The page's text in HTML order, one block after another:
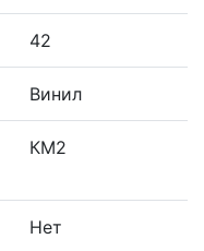
42
Винил
КМ2
Нет